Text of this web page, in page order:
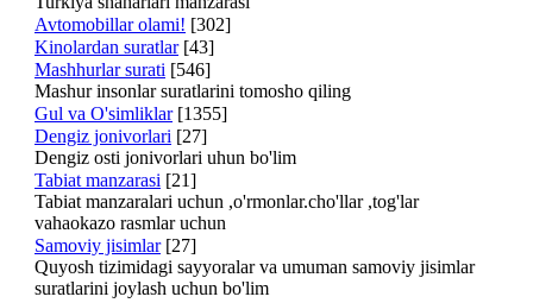
Avtomobillar olami! [302]
Kinolardan suratlar [43]
Mashhurlar surati [546]
Mashur insonlar suratlarini tomosho qiling
Gul va O'simliklar [1355]
Dengiz jonivorlari [27]
Dengiz osti jonivorlari uhun bo'lim
Tabiat manzarasi [21]
Tabiat manzaralari uchun ,o'rmonlar.cho'llar ,tog'lar
vahaokazo rasmlar uchun
Samoviy jisimlar [27]
Quyosh tizimidagi sayyoralar va umuman samoviy jisimlar
suratlarini joylash uchun bo'lim